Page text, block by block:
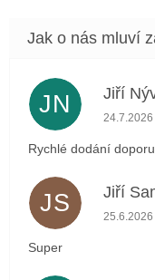
JN Jiří
24.7.2026
Rychlé dodání
JS Jiří
25.6.2026
Super